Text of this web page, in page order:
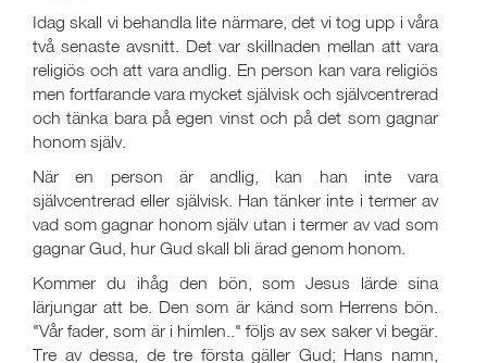
Idag skall vi behandla lite närmare, det vi tog upp i våra
två senaste avsnitt. Det var skillnaden mellan att vara
religiös och att vara andlig. En person kan vara religiös
men fortfarande vara mycket självisk och självcentrerad
och tänka bara på egen vinst och på det som gagnar
honom själv.
När en person är andlig, kan han inte vara
självcentrerad eller självisk. Han tänker inte i termer av
vad som gagnar honom själv utan i termer av vad som
gagnar Gud, hur Gud skall bli ärad genom honom.
Kommer du ihåg den bön, som Jesus lärde sina
lärjungar att be. Den som är känd som Herrens bön.
"Vår fader, som är i himlen.." följs av sex saker vi begär.
Tre av dessa, de tre första gäller Gud; Hans namn,